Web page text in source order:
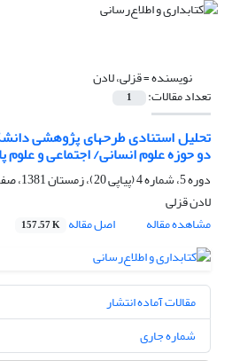
نویسنده =قزلی، لادن
تعداد مقالات: 1
تحلیل استنادی طرحهای پژوهشی
دو حوزه علوم انسانی/ اجتماعی و علوم
دوره 5، شماره 4 (پیاپی 20)، زمستان 1381، صفحه
لادن قزلی
مشاهده مقاله
اصل مقاله 157.57 K
مقالات آماده انتشار
شماره جاری